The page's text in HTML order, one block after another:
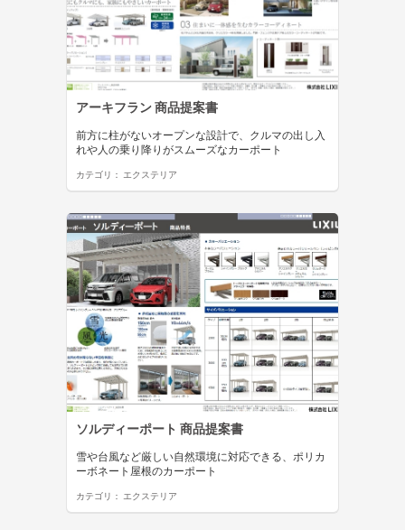
アーキフラン 商品提案書
前方に柱がないオープンな設計で、クルマの出し入
れや人の乗り降りがスムーズなカーポート
カテゴリ： エクステリア
ソルディーポート 商品提案書
雪や台風など厳しい自然環境に対応できる、ポリカ
ーボネート屋根のカーポート
カテゴリ： エクステリア